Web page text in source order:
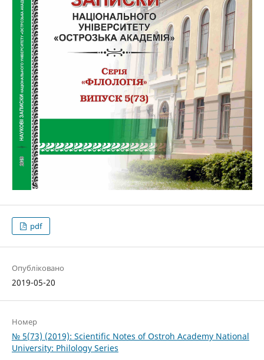
pdf
Опубліковано
2019-05-20
Номер
№ 5(73) (2019): Scientific Notes of Ostroh Academy National
University: Philology Series